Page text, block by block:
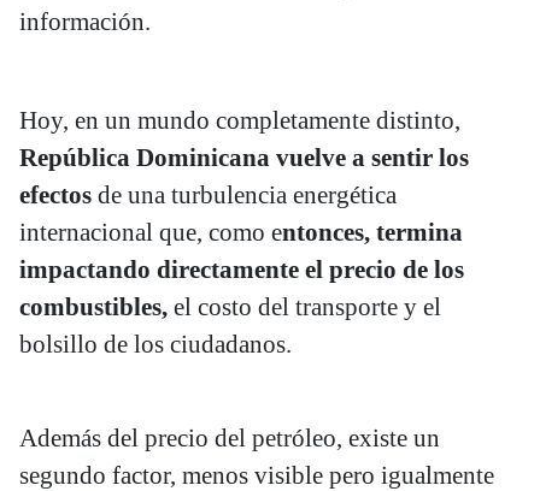
información.
Hoy, en un mundo completamente distinto,
República Dominicana vuelve a sentir los
efectos de una turbulencia energética
internacional que, como entonces, termina
impactando directamente el precio de los
combustibles, el costo del transporte y el
bolsillo de los ciudadanos.
Además del precio del petróleo, existe un
segundo factor, menos visible pero igualmente